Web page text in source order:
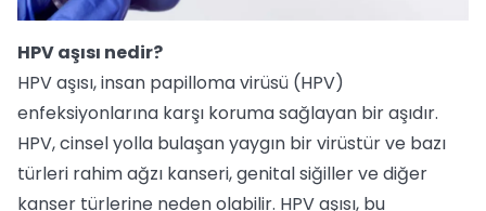
HPV aşısı nedir?
HPV aşısı, insan papilloma virüsü (HPV)
enfeksiyonlarına karşı koruma sağlayan bir aşıdır.
HPV, cinsel yolla bulaşan yaygın bir virüstür ve bazı
türleri rahim ağzı kanseri, genital siğiller ve diğer
kanser türlerine neden olabilir. HPV aşısı, bu